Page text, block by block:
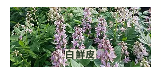
白鮮皮